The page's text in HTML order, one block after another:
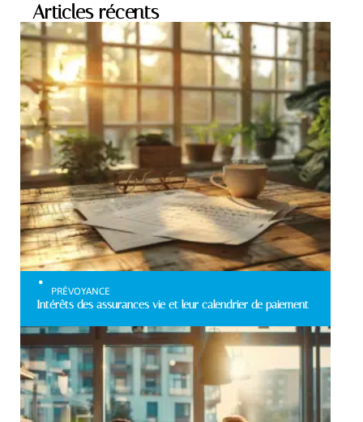
Articles récents
PRÉVOYANCE
Intérêts des assurances vie et leur calendrier de paiement